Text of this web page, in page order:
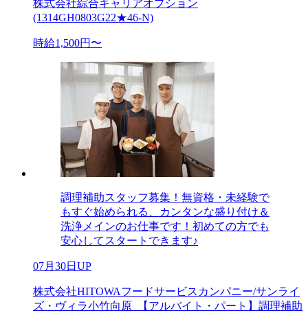
株式会社綜合キャリアオプション
(1314GH0803G22★46-N)
時給1,500円〜
調理補助スタッフ募集！無資格・未経験で
もすぐ始められる、カンタンな盛り付け＆
洗浄メインのお仕事です！初めての方でも
安心してスタートできます♪
07月30日UP
株式会社HITOWAフードサービスカンパニー/サンライ
ズ・ヴィラ小竹向原_【アルバイト・パート】調理補助